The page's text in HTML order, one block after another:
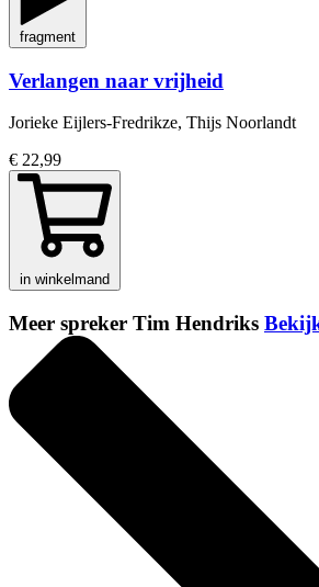
fragment
Verlangen naar vrijheid
Jorieke Eijlers-Fredrikze, Thijs Noorlandt
€ 22,99
in winkelmand
Meer spreker Tim Hendriks